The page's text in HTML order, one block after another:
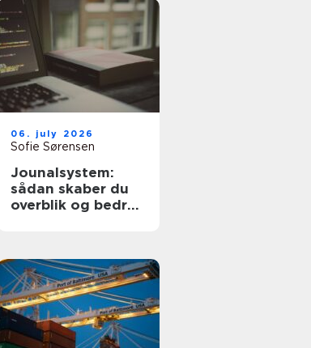
06. july 2026
Sofie Sørensen
Jounalsystem:
sådan skaber du
overblik og bedre